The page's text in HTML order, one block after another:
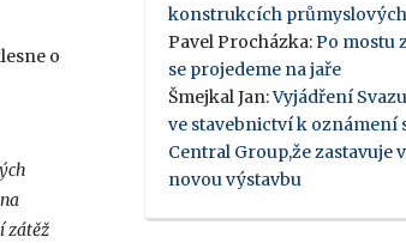
o
zátěž
konstrukcích průmyslových
Pavel Procházka:Po mostu
se projedeme na jaře
Šmejkal Jan:Vyjádření
ve stavebnictví k oznámení
Central Group,že zastavuje
novou výstavbu